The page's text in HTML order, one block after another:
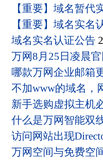
【重要】域名暂代
【重要】域名实名
域名实名认证公告
万网8月25日凌晨
哪款万网企业邮箱
不加www的域名，
新手选购虚拟主机
什么是万网智能双
访问网站出现
万网空间与免费空